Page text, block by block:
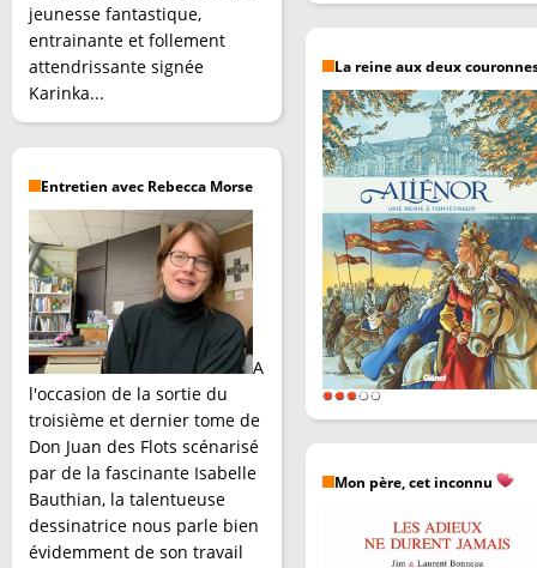
jeunesse fantastique,
entrainante et follement
attendrissante signée
Karinka...
Entretien avec Rebecca Morse
A
l'occasion de la sortie du
troisième et dernier tome de
Don Juan des Flots scénarisé
par de la fascinante Isabelle
Bauthian, la talentueuse
dessinatrice nous parle bien
évidemment de son travail
La reine aux deux
Mon père, cet inconnu